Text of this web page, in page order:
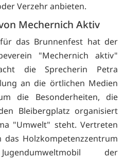
Verzehr anbieten.
Mechernich Aktiv
das Brunnenfest hat der
"Mechernich aktiv"
die Sprecherin Petra
an die örtlichen Medien
die Besonderheiten, die
Bleibergplatz organisiert
"Umwelt" steht. Vertreten
Holzkompetenzzentrum
der